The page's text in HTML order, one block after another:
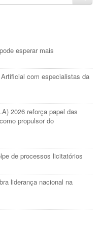
esperar mais
com especialistas da
2026 reforça papel das
propulsor do
de processos licitatórios
liderança nacional na